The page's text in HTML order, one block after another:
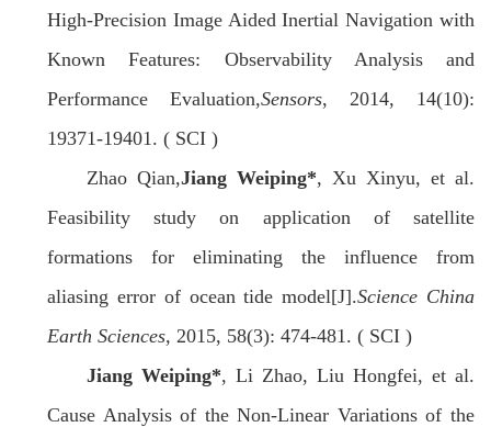
High-Precision Image Aided Inertial Navigation with
Known Features: Observability Analysis and
Performance Evaluation,Sensors, 2014, 14(10):
19371-19401. ( SCI )
Zhao Qian,Jiang Weiping*, Xu Xinyu, et al.
Feasibility study on application of satellite
formations for eliminating the influence from
aliasing error of ocean tide model[J].Science China
Earth Sciences, 2015, 58(3): 474-481. ( SCI )
Jiang Weiping*, Li Zhao, Liu Hongfei, et al.
Cause Analysis of the Non‐Linear Variations of the